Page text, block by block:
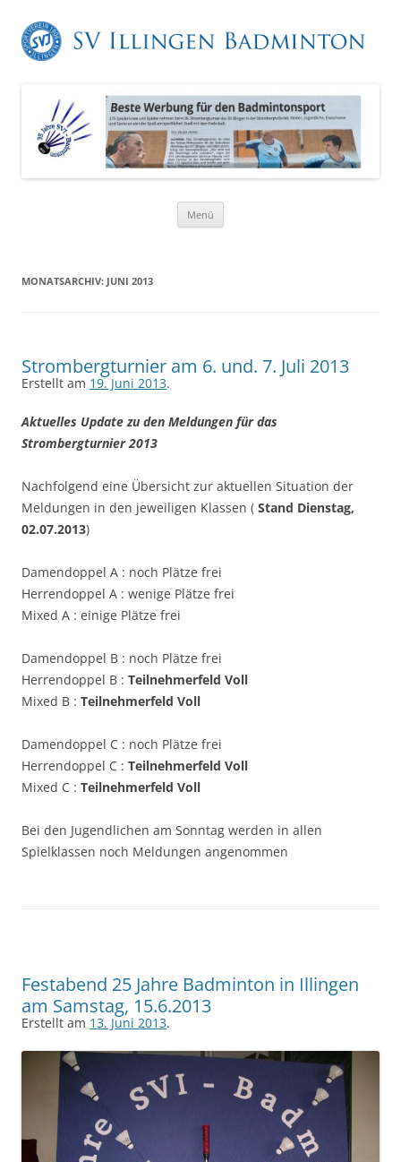
Menü
MONATSARCHIV: JUNI 2013
Strombergturnier am 6. und. 7. Juli 2013
Erstellt am 19. Juni 2013.
Aktuelles Update zu den Meldungen für das
Strombergturnier 2013
Nachfolgend eine Übersicht zur aktuellen Situation der
Meldungen in den jeweiligen Klassen ( Stand Dienstag,
02.07.2013)
Damendoppel A : noch Plätze frei
Herrendoppel A : wenige Plätze frei
Mixed A : einige Plätze frei
Damendoppel B : noch Plätze frei
Herrendoppel B : Teilnehmerfeld Voll
Mixed B : Teilnehmerfeld Voll
Damendoppel C : noch Plätze frei
Herrendoppel C : Teilnehmerfeld Voll
Mixed C : Teilnehmerfeld Voll
Bei den Jugendlichen am Sonntag werden in allen
Spielklassen noch Meldungen angenommen
Festabend 25 Jahre Badminton in Illingen
am Samstag, 15.6.2013
Erstellt am 13. Juni 2013.